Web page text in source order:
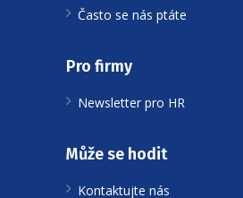
Často se nás ptáte
Pro firmy
Newsletter pro HR
Může se hodit
Kontaktujte nás